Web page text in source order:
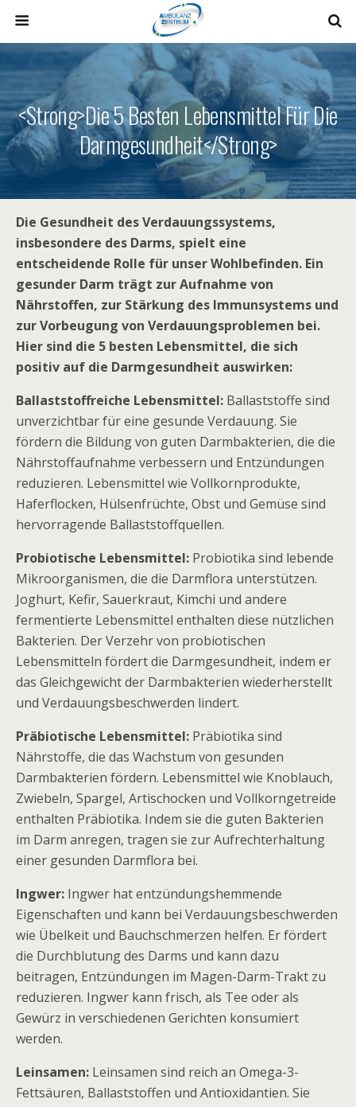
<strong>Die 5 Besten Lebensmittel Für Die
Darmgesundheit</strong>
Die Gesundheit des Verdauungssystems,
insbesondere des Darms, spielt eine
entscheidende Rolle für unser Wohlbefinden. Ein
gesunder Darm trägt zur Aufnahme von
Nährstoffen, zur Stärkung des Immunsystems und
zur Vorbeugung von Verdauungsproblemen bei.
Hier sind die 5 besten Lebensmittel, die sich
positiv auf die Darmgesundheit auswirken:
Ballaststoffreiche Lebensmittel: Ballaststoffe sind
unverzichtbar für eine gesunde Verdauung. Sie
fördern die Bildung von guten Darmbakterien, die die
Nährstoffaufnahme verbessern und Entzündungen
reduzieren. Lebensmittel wie Vollkornprodukte,
Haferflocken, Hülsenfrüchte, Obst und Gemüse sind
hervorragende Ballaststoffquellen.
Probiotische Lebensmittel: Probiotika sind lebende
Mikroorganismen, die die Darmflora unterstützen.
Joghurt, Kefir, Sauerkraut, Kimchi und andere
fermentierte Lebensmittel enthalten diese nützlichen
Bakterien. Der Verzehr von probiotischen
Lebensmitteln fördert die Darmgesundheit, indem er
das Gleichgewicht der Darmbakterien wiederherstellt
und Verdauungsbeschwerden lindert.
Präbiotische Lebensmittel: Präbiotika sind
Nährstoffe, die das Wachstum von gesunden
Darmbakterien fördern. Lebensmittel wie Knoblauch,
Zwiebeln, Spargel, Artischocken und Vollkorngetreide
enthalten Präbiotika. Indem sie die guten Bakterien
im Darm anregen, tragen sie zur Aufrechterhaltung
einer gesunden Darmflora bei.
Ingwer: Ingwer hat entzündungshemmende
Eigenschaften und kann bei Verdauungsbeschwerden
wie Übelkeit und Bauchschmerzen helfen. Er fördert
die Durchblutung des Darms und kann dazu
beitragen, Entzündungen im Magen-Darm-Trakt zu
reduzieren. Ingwer kann frisch, als Tee oder als
Gewürz in verschiedenen Gerichten konsumiert
werden.
Leinsamen: Leinsamen sind reich an Omega-3-
Fettsäuren, Ballaststoffen und Antioxidantien. Sie